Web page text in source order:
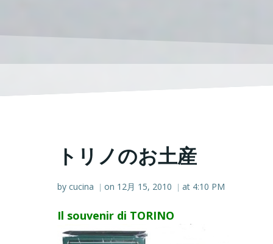
トリノのお土産
by cucina | on 12月 15, 2010 | at 4:10 PM
Il souvenir di TORINO